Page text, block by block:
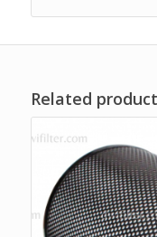
Related